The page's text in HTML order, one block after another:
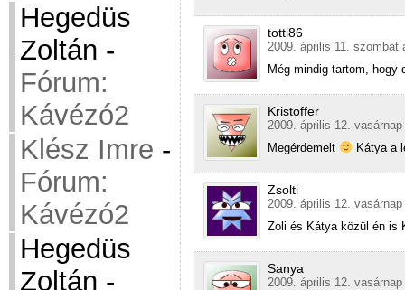
Hegedüs
Zoltán -
Fórum:
Kávézó2
Klész Imre -
Fórum:
Kávézó2
Hegedüs
Zoltán -
totti86
2009. április 11. szombat
Még mindig tartom,
Kristoffer
2009. április 12.
Megérdemelt
Kátya a
Zsolti
2009. április 12.
Zoli és Kátya közül én is
Sanya
2009. április 12.